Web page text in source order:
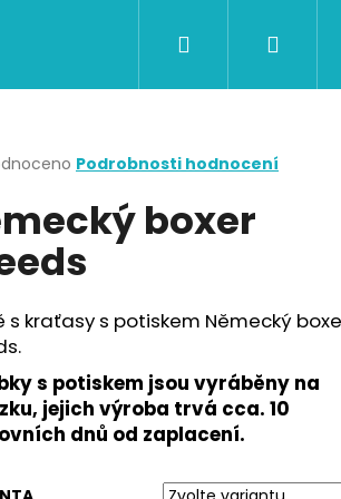
CERTIFIKÁTY A POUKAZY
Podrobnosti hodnocení
boxer
s kraťasy s potiskem Německý
s potiskem jsou vyráběny na
jejich výroba trvá cca. 10
dnů od zaplacení.